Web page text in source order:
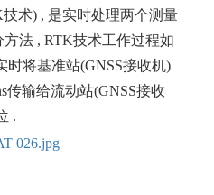
术) , 是实时处理两个测量
法 , RTK技术工作过程如
时将基准站(GNSS接收机)
传输给流动站(GNSS接收
.